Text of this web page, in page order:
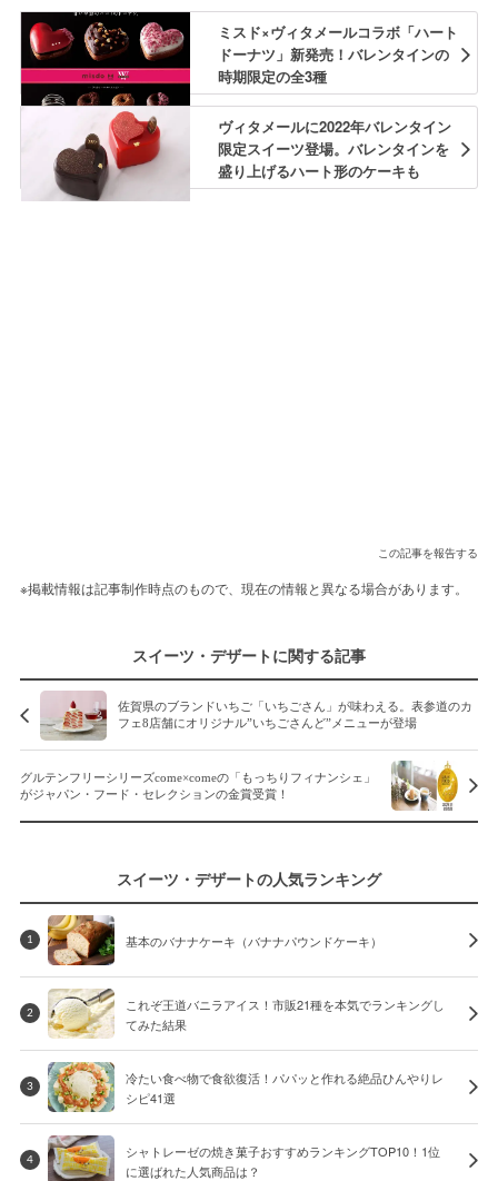
ミスド×ヴィタメールコラボ「ハート
ドーナツ」新発売！バレンタインの
時期限定の全3種
ヴィタメールに2022年バレンタイン
限定スイーツ登場。バレンタインを
盛り上げるハート形のケーキも
この記事を報告する
※掲載情報は記事制作時点のもので、現在の情報と異なる場合があります。
スイーツ・デザートに関する記事
佐賀県のブランドいちご「いちごさん」が味わえる。表参道のカ
フェ8店舗にオリジナル”いちごさんど”メニューが登場
グルテンフリーシリーズcome×comeの「もっちりフィナンシェ」
がジャパン・フード・セレクションの金賞受賞！
スイーツ・デザートの人気ランキング
1 基本のバナナケーキ（バナナパウンドケーキ）
2
これぞ王道バニラアイス！市販21種を本気でランキングし
てみた結果
3
冷たい食べ物で食欲復活！パパッと作れる絶品ひんやりレ
シピ41選
4
シャトレーゼの焼き菓子おすすめランキングTOP10！1位
に選ばれた人気商品は？